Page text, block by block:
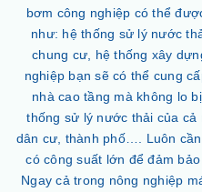
bơm công nghiệp có thể
như: hệ thống sử lý nước
chung cư, hệ thống xây
nghiệp bạn sẽ có thể cung
nhà cao tầng mà không lo
thống sử lý nước thải của
dân cư, thành phố…. Luôn
có công suất lớn để đảm
Ngay cả trong nông nghiệp